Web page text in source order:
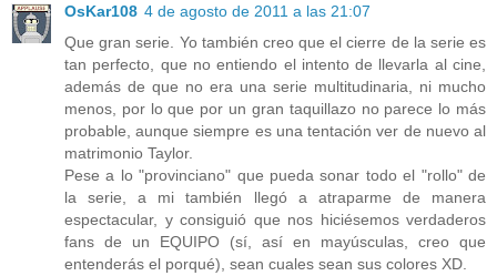
OsKar108 4 de agosto de 2011 a las 21:07
Que gran serie. Yo también creo que el cierre de la serie es
tan perfecto, que no entiendo el intento de llevarla al cine,
además de que no era una serie multitudinaria, ni mucho
menos, por lo que por un gran taquillazo no parece lo más
probable, aunque siempre es una tentación ver de nuevo al
matrimonio Taylor.
Pese a lo "provinciano" que pueda sonar todo el "rollo" de
la serie, a mi también llegó a atraparme de manera
espectacular, y consiguió que nos hiciésemos verdaderos
fans de un EQUIPO (sí, así en mayúsculas, creo que
entenderás el porqué), sean cuales sean sus colores XD.